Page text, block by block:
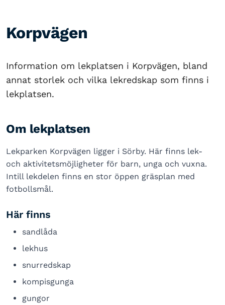
Korpvägen
Information om lekplatsen i Korpvägen, bland
annat storlek och vilka lekredskap som finns i
lekplatsen.
Om lekplatsen
Lekparken Korpvägen ligger i Sörby. Här finns lek-
och aktivitetsmöjligheter för barn, unga och vuxna.
Intill lekdelen finns en stor öppen gräsplan med
fotbollsmål.
Här finns
sandlåda
lekhus
snurredskap
kompisgunga
gungor